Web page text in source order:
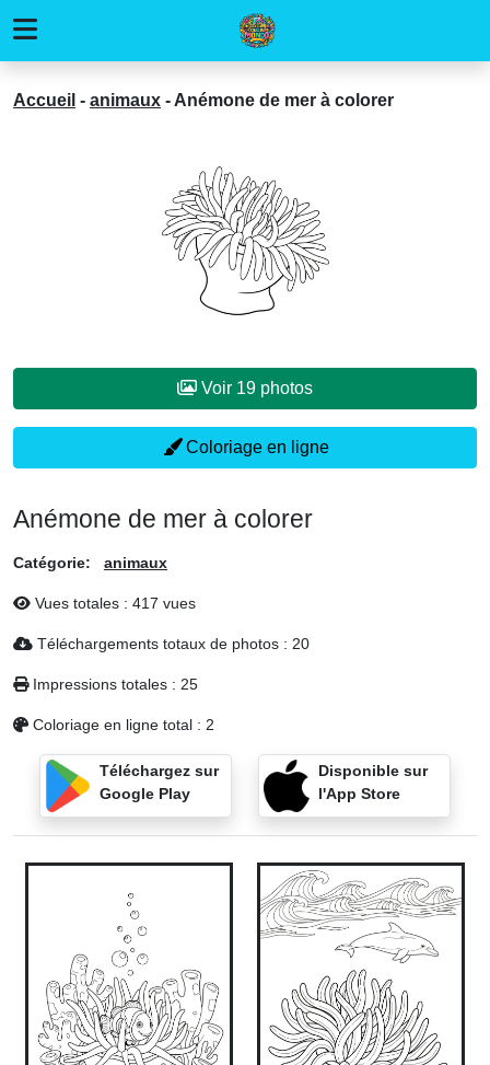
Accueil - animaux - Anémone de mer à colorer
Voir 19 photos
Coloriage en ligne
Anémone de mer à colorer
Catégorie: animaux
Vues totales : 417 vues
Téléchargements totaux de photos : 20
Impressions totales : 25
Coloriage en ligne total : 2
Téléchargez sur
Google Play
Disponible sur
l'App Store